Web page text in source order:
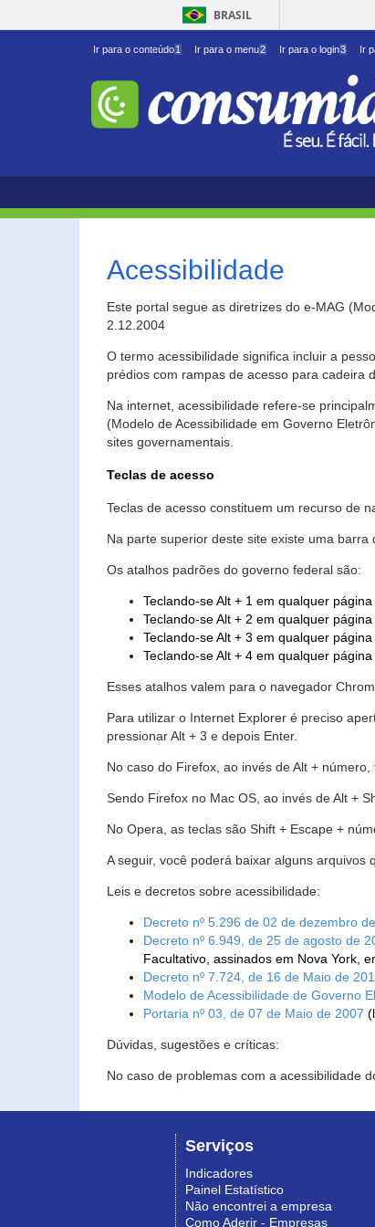
BRASIL
Ir para o conteúdo1 Ir para o menu2 Ir para o login3 Ir
Acessibilidade
Este portal segue as diretrizes do e-MAG
2.12.2004
O termo acessibilidade significa incluir a
prédios com rampas de acesso para cadeira
Na internet, acessibilidade refere-se
(Modelo de Acessibilidade em Governo
sites governamentais.
Teclas de acesso
Teclas de acesso constituem um recurso de
Na parte superior deste site existe uma
Os atalhos padrões do governo federal são:
Teclando-se Alt + 1 em qualquer
Teclando-se Alt + 2 em qualquer
Teclando-se Alt + 3 em qualquer
Teclando-se Alt + 4 em qualquer
Esses atalhos valem para o navegador
Para utilizar o Internet Explorer é preciso
pressionar Alt + 3 e depois Enter.
No caso do Firefox, ao invés de Alt +
Sendo Firefox no Mac OS, ao invés de Alt +
No Opera, as teclas são Shift + Escape +
A seguir, você poderá baixar alguns
Leis e decretos sobre acessibilidade:
Decreto nº 5.296 de 02 de dezembro
Decreto nº 6.949, de 25 de agosto de
Facultativo, assinados em Nova York,
Decreto nº 7.724, de 16 de Maio de
Modelo de Acessibilidade de Governo
Portaria nº 03, de 07 de Maio de 2007
Dúvidas, sugestões e críticas:
No caso de problemas com a acessibilidade
Serviços
Indicadores
Painel Estatístico
Não encontrei a empresa
Como Aderir - Empresas